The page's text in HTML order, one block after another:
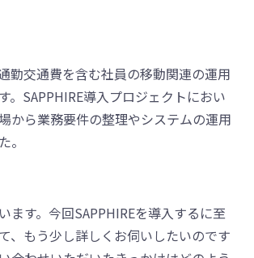
勤交通費を含む社員の移動関連の運用
。SAPPHIRE導入プロジェクトにおい
から業務要件の整理やシステムの運用
。
ます。今回SAPPHIREを導入するに至
、もう少し詳しくお伺いしたいのです